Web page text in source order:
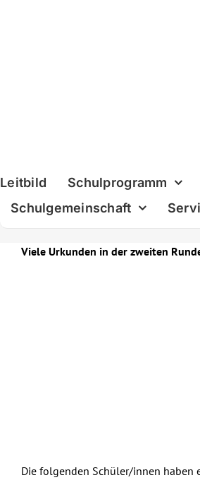
Leitbild Schulprogramm
Schulgemeinschaft
Viele Urkunden in der zweiten
Die folgenden Schüler/innen haben